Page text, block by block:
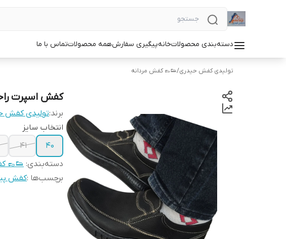
دسته‌بندی محصولاتخانهپیگیری سفارشهمه محصولاتتماس با ما
تولیدی کفش حیدری/👟👞 کفش مردانه
کفش اسپرت
برند:تولیدی کفش
انتخاب سایز
۴۰
۴۱
دسته‌بندی:
👟👞
برچسب‌ها :کفش